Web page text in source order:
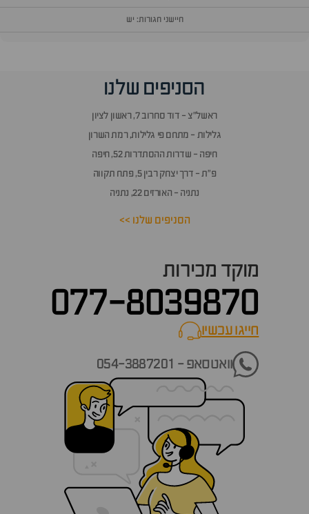
חיישני חגורות: יש
הסניפים שלנו
ראשל״צ - דוד סחרוב 7, ראשון לציון
גלילות - מתחם פי גלילות, רמת השרון
חיפה - שדרות ההסתדרות 52, חיפה
פ״ת - דרך יצחק רבין 5, פתח תקווה
נתניה - האורזים 22, נתניה
הסניפים שלנו >>
מוקד מכירות
077-8039870
חייגו עכשיוcall now
וואטסאפ - 054-3887201